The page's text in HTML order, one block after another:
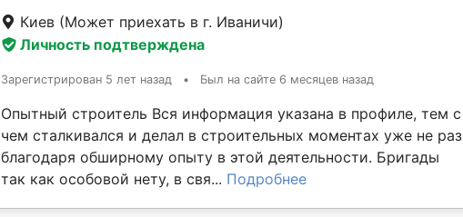
Киев (Может приехать в г. Иваничи)
Личность подтверждена
Зарегистрирован 5 лет назад • Был на сайте 6 месяцев назад
Опытный строитель Вся информация указана в профиле, тем с
чем сталкивался и делал в строительных моментах уже не раз
благодаря обширному опыту в этой деятельности. Бригады
так как особовой нету, в свя... Подробнее